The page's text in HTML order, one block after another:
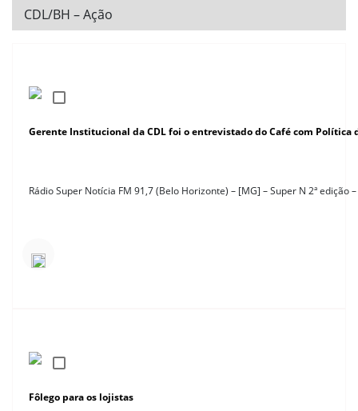
CDL/BH – Ação
Gerente Institucional da CDL foi o entrevistado do Café com Política
Rádio Super Notícia FM 91,7 (Belo Horizonte) – [MG] – Super N 2ª edição
Fôlego para os lojistas